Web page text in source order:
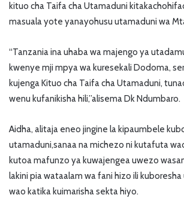
kituo cha Taifa cha Utamaduni
masuala yote yanayohusu utamaduni wa
“Tanzania ina uhaba wa majengo ya
kwenye mji mpya wa kuresekali Dodoma,
kujenga Kituo cha Taifa cha Utamaduni,
wenu kufanikisha hili,”alisema Dk Ndumbaro.
Aidha, alitaja eneo jingine la kipaumbele
utamaduni,sanaa na michezo ni kutafuta
kutoa mafunzo ya kuwajengea uwezo
lakini pia wataalam wa fani hizo ili
wao katika kuimarisha sekta hiyo.